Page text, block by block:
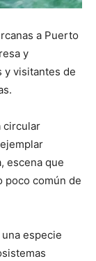
a Puerto
y
y visitantes de
circular
escena que
poco común de
especie